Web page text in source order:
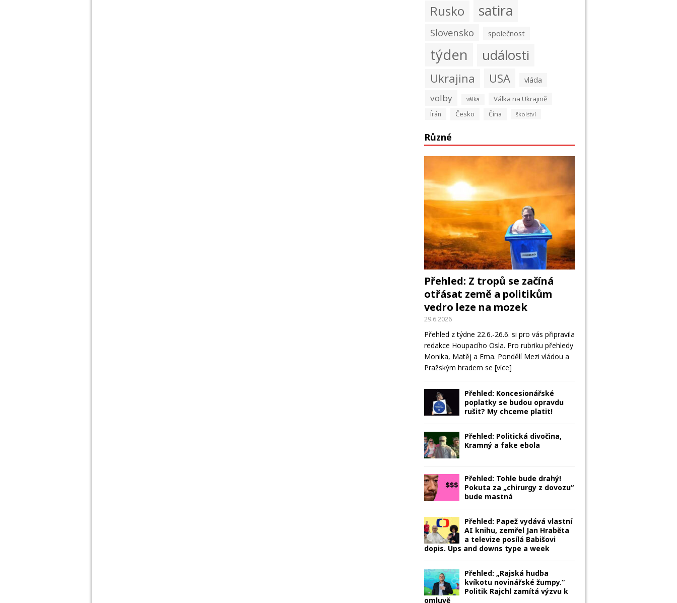
Rusko satira
Slovensko společnost
týden události
Ukrajina USA vláda
volby válka Válka na Ukrajině
Írán Česko Čína školství
Různé
Přehled: Z tropů se začíná
otřásat země a politikům
vedro leze na mozek
29.6.2026
Přehled z týdne 22.6.-26.6. si pro vás připravila
redakce Houpacího Osla. Pro rubriku přehledy
Monika, Matěj a Ema. Pondělí Mezi vládou a
Pražským hradem se [více]
Přehled: Koncesionářské
poplatky se budou opravdu
rušit? My chceme platit!
Přehled: Politická divočina,
Kramný a fake ebola
Přehled: Tohle bude drahý!
Pokuta za „chirurgy z dovozu“
bude mastná
Přehled: Papež vydává vlastní
AI knihu, zemřel Jan Hraběta
a televize posílá Babišovi
dopis. Ups and downs type a week
Přehled: „Rajská hudba
kvíkotu novinářské žumpy.“
Politik Rajchl zamítá výzvu k
omluvě